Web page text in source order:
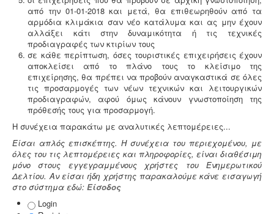
από την 01-01-2018 και μετά, θα επιθεωρηθούν από τα
αρμόδια κλιμάκια σαν νέο κατάλυμα και ας μην έχουν
αλλάξει κάτι στην δυναμικότητα ή τις τεχνικές
προδιαγραφές των κτιρίων τους
σε κάθε περίπτωση, όσες τουριστικές επιχειρήσεις έχουν
αποκλείσει από το πλάνο τους το κλείσιμο της
επιχείρησης, θα πρέπει να προβούν αναγκαστικά σε όλες
τις προσαρμογές των νέων τεχνικών και λειτουργικών
προδιαγραφών, αφού όμως κάνουν γνωστοποίηση της
πρόθεσής τους για προσαρμογή.
Η συνέχεια παρακάτω με αναλυτικές λεπτομέρειες...
Είσαι απλός επισκέπτης. Η συνέχεια του περιεχομένου, με
όλες του τις λεπτομέρειες και πληροφορίες, είναι διαθέσιμη
μόνο στους εγγεγραμμένους χρήστες του Ενημερωτικού
Δελτίου. Αν είσαι ήδη χρήστης παρακαλούμε κάνε εισαγωγή
στο σύστημα εδώ: Είσοδος
Login